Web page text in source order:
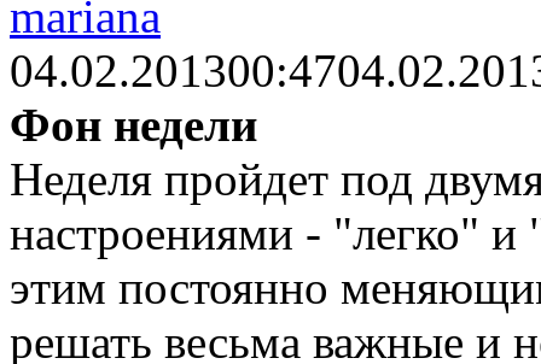
mariana
04.02.201300:47
Фон недели
Неделя пройдет под
настроениями - "легко"
этим постоянно
решать весьма важные и